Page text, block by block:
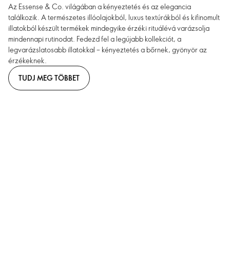
Az Essense & Co. világában a kényeztetés és az elegancia
találkozik. A természetes illóolajokból, luxus textúrákból és kifinomult
illatokból készült termékek mindegyike érzéki rituálévá varázsolja
mindennapi rutinodat. Fedezd fel a legújabb kollekciót, a
legvarázslatosabb illatokkal – kényeztetés a bőrnek, gyönyör az
érzékeknek.
TUDJ MEG TÖBBET